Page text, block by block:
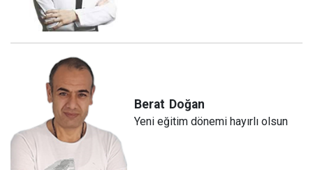
Berat Doğan
Yeni eğitim dönemi hayırlı olsun